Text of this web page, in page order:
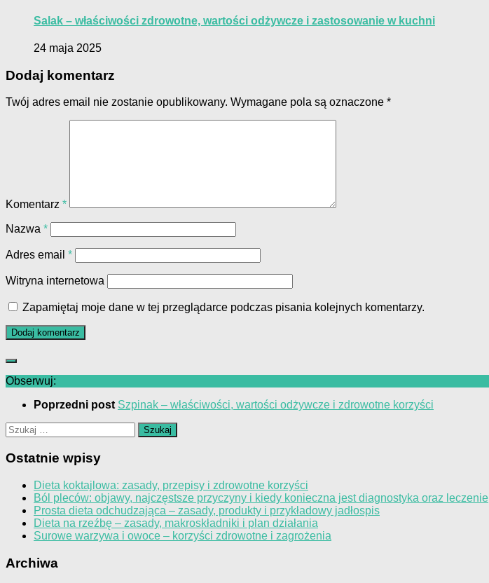
Salak – właściwości zdrowotne, wartości odżywcze i zastosowanie w kuchni
24 maja 2025
Dodaj komentarz
Twój adres email nie zostanie opublikowany. Wymagane pola są oznaczone *
Komentarz *
Nazwa *
Adres email *
Witryna internetowa
Zapamiętaj moje dane w tej przeglądarce podczas pisania kolejnych komentarzy.
Obserwuj:
Poprzedni post Szpinak – właściwości, wartości odżywcze i zdrowotne korzyści
Szukaj:
Ostatnie wpisy
Dieta koktajlowa: zasady, przepisy i zdrowotne korzyści
Ból pleców: objawy, najczęstsze przyczyny i kiedy konieczna jest diagnostyka oraz leczenie
Prosta dieta odchudzająca – zasady, produkty i przykładowy jadłospis
Dieta na rzeźbę – zasady, makroskładniki i plan działania
Surowe warzywa i owoce – korzyści zdrowotne i zagrożenia
Archiwa